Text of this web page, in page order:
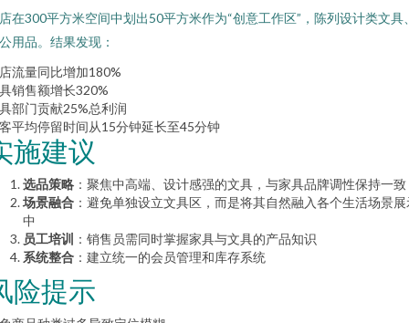
在300平方米空间中划出50平方米作为“创意工作区”，陈列设计类文具
用品。结果发现：
流量同比增加180%
销售额增长320%
部门贡献25%总利润
平均停留时间从15分钟延长至45分钟
施建议
选品策略 ：聚焦中高端、设计感强的文具，与家具品牌调性保持一致
场景融合 ：避免单独设立文具区，而是将其自然融入各个生活场景展
中
员工培训 ：销售员需同时掌握家具与文具的产品知识
系统整合 ：建立统一的会员管理和库存系统
险提示